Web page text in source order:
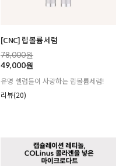
[CNC] 립 볼륨 세럼
78,000원
49,000원
유명 셀럽들이 사랑하는 립볼륨세럼!
리뷰(20)